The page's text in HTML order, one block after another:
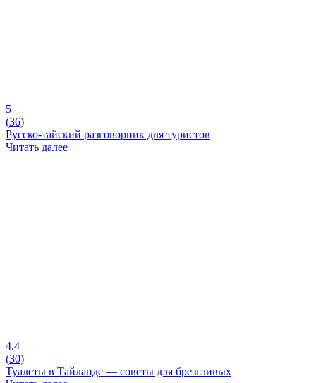
5
(36)
Русско-тайский разговорник для туристов
Читать далее
4.4
(30)
Туалеты в Тайланде — советы для брезгливых